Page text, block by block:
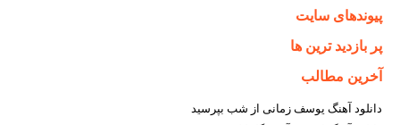
پیوندهای سایت
پر بازدید ترین ها
آخرین مطالب
دانلود آهنگ یوسف زمانی از شب بپرسید